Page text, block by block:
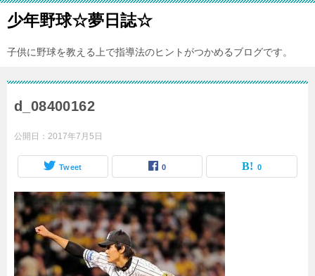
少年野球☆夢日誌☆
子供に野球を教える上で指導法のヒントがつかめるブログです。
d_08400162
公開日： 2017年7月5日
Tweet 0 0